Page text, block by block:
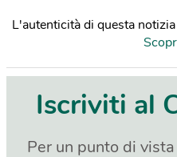
L'autenticità di questa
Iscriviti al
Per un punto di